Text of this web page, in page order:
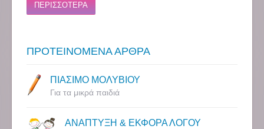
ΠΕΡΙΣΣΟΤΕΡΑ
ΠΡΟΤΕΙΝΟΜΕΝΑ ΑΡΘΡΑ
ΠΙΑΣΙΜΟ ΜΟΛΥΒΙΟΥ
Για τα μικρά παιδιά
ΑΝΑΠΤΥΞΗ & ΕΚΦΟΡΑ ΛΟΓΟΥ